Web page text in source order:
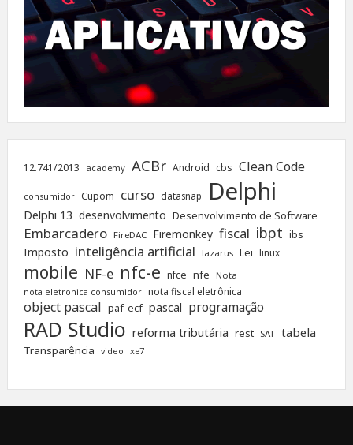
12.741/2013 academy ACBr Android cbs Clean Code
consumidor Cupom curso datasnap Delphi
Delphi 13 desenvolvimento Desenvolvimento de Software
Embarcadero FireDAC Firemonkey fiscal ibpt ibs
Imposto inteligência artificial lazarus Lei linux
mobile NF-e nfc-e nfce nfe Nota
nota eletronica consumidor nota fiscal eletrônica
object pascal paf-ecf pascal programação
RAD Studio reforma tributária rest SAT tabela
Transparência video xe7